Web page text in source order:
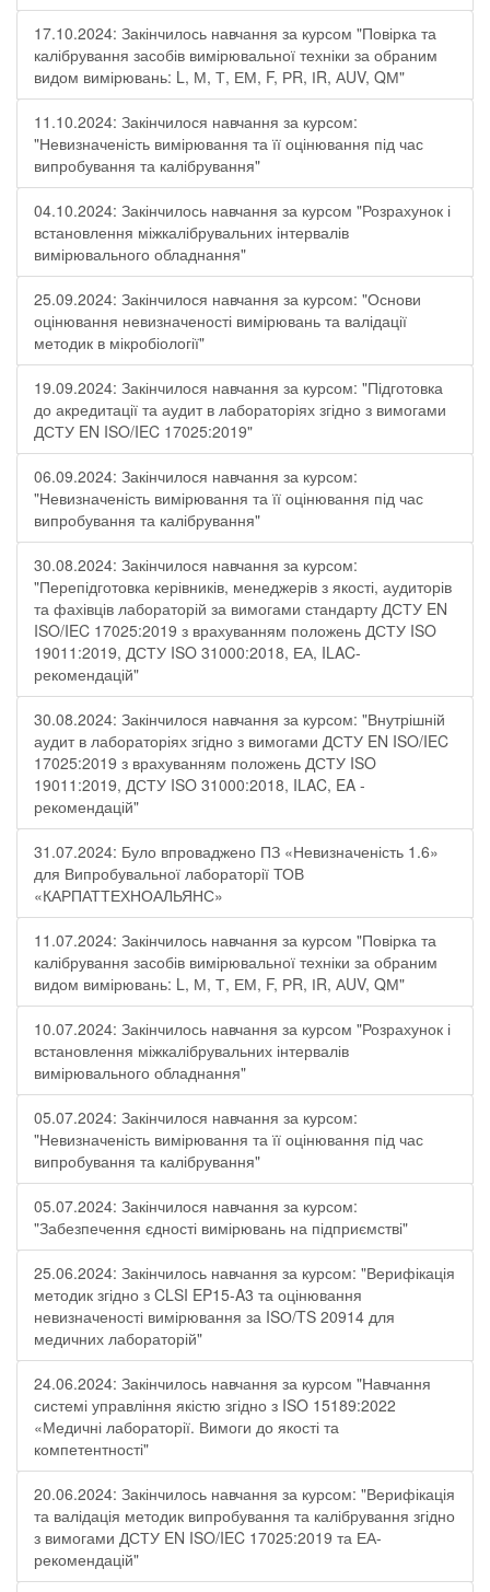
17.10.2024: Закінчилось навчання за курсом "Повірка та
калібрування засобів вимірювальної техніки за обраним
видом вимірювань: L, М, Т, ЕМ, F, РR, ІR, АUV, QМ"
11.10.2024: Закінчилося навчання за курсом:
"Невизначеність вимірювання та її оцінювання під час
випробування та калібрування"
04.10.2024: Закінчилось навчання за курсом "Розрахунок і
встановлення міжкалібрувальних інтервалів
вимірювального обладнання"
25.09.2024: Закінчилося навчання за курсом: "Основи
оцінювання невизначеності вимірювань та валідації
методик в мікробіології"
19.09.2024: Закінчилося навчання за курсом: "Підготовка
до акредитації та аудит в лабораторіях згідно з вимогами
ДСТУ EN ISO/IEC 17025:2019"
06.09.2024: Закінчилося навчання за курсом:
"Невизначеність вимірювання та її оцінювання під час
випробування та калібрування"
30.08.2024: Закінчилося навчання за курсом:
"Перепідготовка керівників, менеджерів з якості, аудиторів
та фахівців лабораторій за вимогами стандарту ДСТУ EN
ISO/IEC 17025:2019 з врахуванням положень ДСТУ ISO
19011:2019, ДСТУ ISO 31000:2018, ЕА, ILAC-
рекомендацій"
30.08.2024: Закінчилося навчання за курсом: "Внутрішній
аудит в лабораторіях згідно з вимогами ДСТУ EN ISO/IEC
17025:2019 з врахуванням положень ДСТУ ISO
19011:2019, ДСТУ ISO 31000:2018, ILAC, EA -
рекомендацій"
31.07.2024: Було впроваджено ПЗ «Невизначеність 1.6»
для Випробувальної лабораторії ТОВ
«КАРПАТТЕХНОАЛЬЯНС»
11.07.2024: Закінчилось навчання за курсом "Повірка та
калібрування засобів вимірювальної техніки за обраним
видом вимірювань: L, М, Т, ЕМ, F, РR, ІR, АUV, QМ"
10.07.2024: Закінчилось навчання за курсом "Розрахунок і
встановлення міжкалібрувальних інтервалів
вимірювального обладнання"
05.07.2024: Закінчилося навчання за курсом:
"Невизначеність вимірювання та її оцінювання під час
випробування та калібрування"
05.07.2024: Закінчилося навчання за курсом:
"Забезпечення єдності вимірювань на підприємстві"
25.06.2024: Закінчилось навчання за курсом: "Верифікація
методик згідно з CLSI EP15-A3 та оцінювання
невизначеності вимірювання за ISО/TS 20914 для
медичних лабораторій"
24.06.2024: Закінчилось навчання за курсом "Навчання
системі управління якістю згідно з ISO 15189:2022
«Медичні лабораторії. Вимоги до якості та
компетентності"
20.06.2024: Закінчилось навчання за курсом: "Верифікація
та валідація методик випробування та калібрування згідно
з вимогами ДСТУ EN ISO/IEC 17025:2019 та ЕА-
рекомендацій"